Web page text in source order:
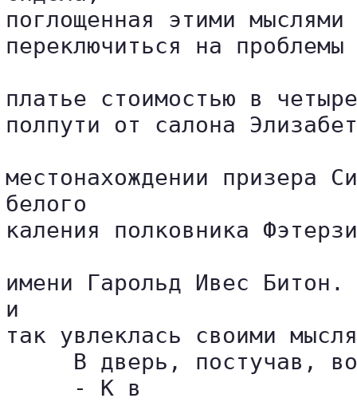
поглощенная этими
переключиться на
платье стоимостью в
полпути от салона
местонахождении призера
белого
каления полковника
имени Гарольд Ивес Битон.
и
так увлеклась своими
В дверь, постучав,
     - К в